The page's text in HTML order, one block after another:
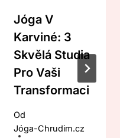
Jóga V
Karviné: 3
Skvělá Studia
Pro Vaši
Transformaci
Od
Jóga-Chrudim.cz